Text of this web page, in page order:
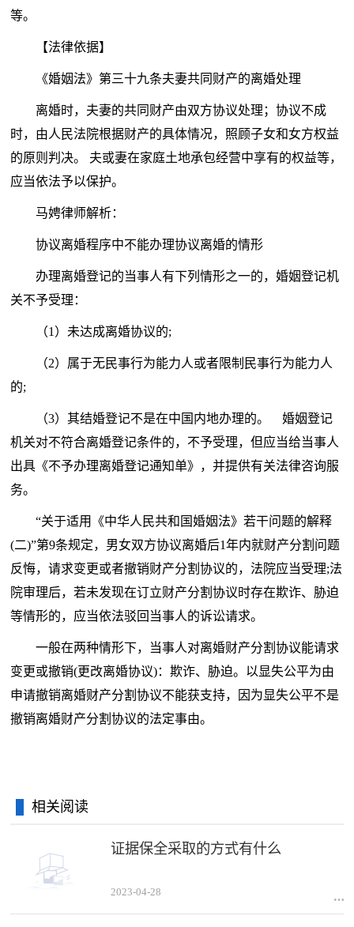
等。
【法律依据】
《婚姻法》第三十九条夫妻共同财产的离婚处理
离婚时，夫妻的共同财产由双方协议处理；协议不成
时，由人民法院根据财产的具体情况，照顾子女和女方权益
的原则判决。 夫或妻在家庭土地承包经营中享有的权益等，
应当依法予以保护。
马娉律师解析：
协议离婚程序中不能办理协议离婚的情形
办理离婚登记的当事人有下列情形之一的，婚姻登记机
关不予受理：
（1）未达成离婚协议的;
（2）属于无民事行为能力人或者限制民事行为能力人
的;
（3）其结婚登记不是在中国内地办理的。 婚姻登记
机关对不符合离婚登记条件的，不予受理，但应当给当事人
出具《不予办理离婚登记通知单》，并提供有关法律咨询服
务。
“关于适用《中华人民共和国婚姻法》若干问题的解释
(二)”第9条规定，男女双方协议离婚后1年内就财产分割问题
反悔，请求变更或者撤销财产分割协议的，法院应当受理;法
院审理后，若未发现在订立财产分割协议时存在欺诈、胁迫
等情形的，应当依法驳回当事人的诉讼请求。
一般在两种情形下，当事人对离婚财产分割协议能请求
变更或撤销(更改离婚协议)：欺诈、胁迫。以显失公平为由
申请撤销离婚财产分割协议不能获支持，因为显失公平不是
撤销离婚财产分割协议的法定事由。
相关阅读
证据保全采取的方式有什么
2023-04-28